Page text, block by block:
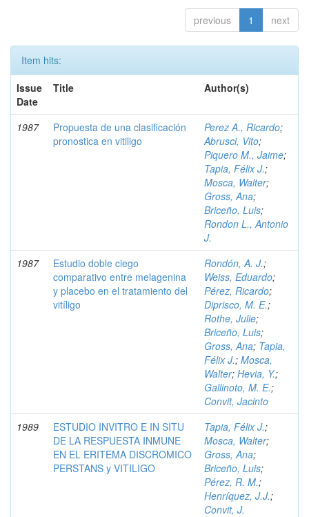
previous 1 next
Item hits:
Issue
Date
Title Author(s)
1987
Propuesta de una clasificación
pronostica en vitiligo
Perez A., Ricardo;
Abrusci, Vito;
Piquero M., Jaime;
Tapia, Félix J.;
Mosca, Walter;
Gross, Ana;
Briceño, Luis;
Rondon L., Antonio
J.
1987
Estudio doble ciego
comparativo entre melagenina
y placebo en el tratamiento del
vitíligo
Rondón, A. J.;
Weiss, Eduardo;
Pérez, Ricardo;
Diprisco, M. E.;
Rothe, Julie;
Briceño, Luis;
Gross, Ana; Tapia,
Félix J.; Mosca,
Walter; Hevia, Y.;
Gallinoto, M. E.;
Convit, Jacinto
1989
ESTUDIO INVITRO E IN SITU
DE LA RESPUESTA INMUNE
EN EL ERITEMA DISCROMICO
PERSTANS y VITILIGO
Tapia, Félix J.;
Mosca, Walter;
Gross, Ana;
Briceño, Luis;
Pérez, R. M.;
Henríquez, J.J.;
Convit, J.